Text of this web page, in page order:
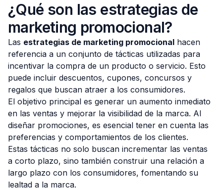
¿Qué son las estrategias de
marketing promocional?
Las estrategias de marketing promocional hacen
referencia a un conjunto de tácticas utilizadas para
incentivar la compra de un producto o servicio. Esto
puede incluir descuentos, cupones, concursos y
regalos que buscan atraer a los consumidores.
El objetivo principal es generar un aumento inmediato
en las ventas y mejorar la visibilidad de la marca. Al
diseñar promociones, es esencial tener en cuenta las
preferencias y comportamientos de los clientes.
Estas tácticas no solo buscan incrementar las ventas
a corto plazo, sino también construir una relación a
largo plazo con los consumidores, fomentando su
lealtad a la marca.